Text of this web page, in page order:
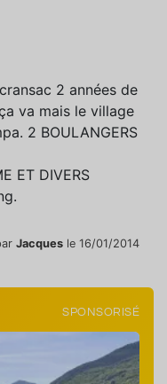
2 années de
va mais le village
2 BOULANGERS
ET DIVERS
Jacques le 16/01/2014
SPONSORISÉ